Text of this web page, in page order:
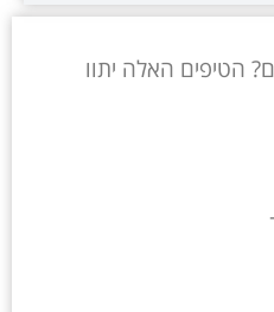
הטיפים האלה יתוו